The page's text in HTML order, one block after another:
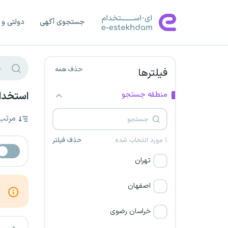
جستجوی آگهی دولتی
فیلترها حذف همه
منطقه جستجو
۱ مورد انتخاب شده حذف فیلتر
تهران
اصفهان
خراسان رضوی